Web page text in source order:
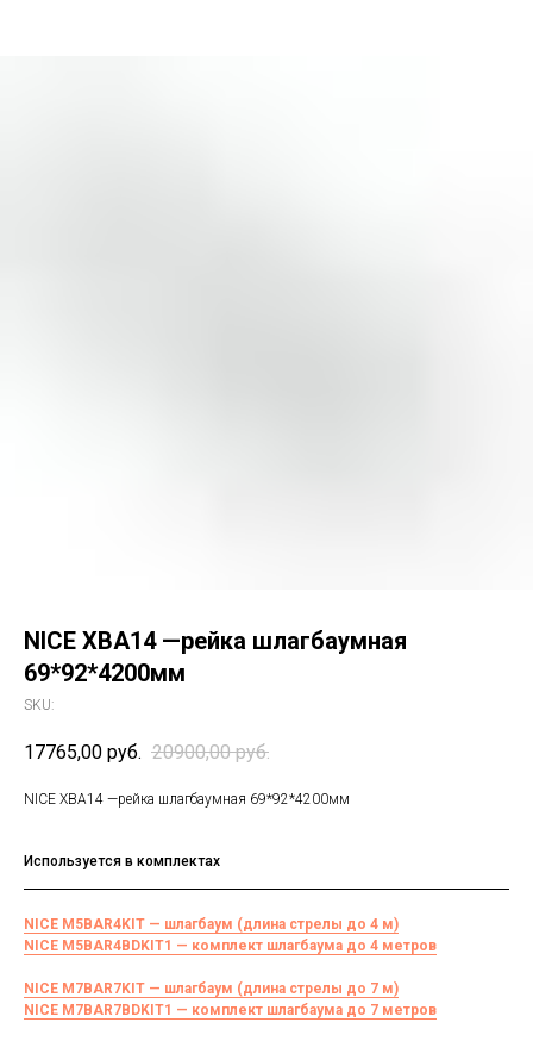
NICE XBA14 —рейка шлагбаумная
69*92*4200мм
SKU:
17765,00 руб. 20900,00 руб.
NICE XBA14 —рейка шлагбаумная 69*92*4200мм
Используется в комплектах
NICE M5BAR4KIT — шлагбаум (длина стрелы до 4 м)
NICE M5BAR4BDKIT1 — комплект шлагбаума до 4 метров
NICE M7BAR7KIT — шлагбаум (длина стрелы до 7 м)
NICE M7BAR7BDKIT1 — комплект шлагбаума до 7 метров